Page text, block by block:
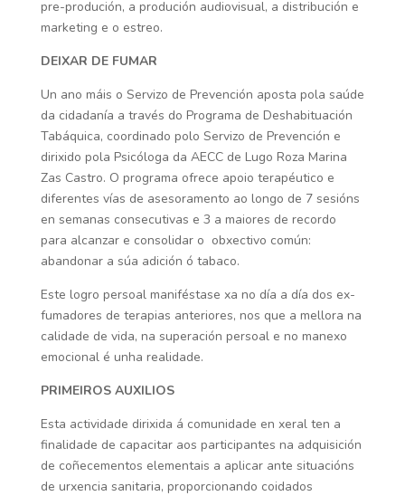
pre-produción, a produción audiovisual, a distribución e
marketing e o estreo.
DEIXAR DE FUMAR
Un ano máis o Servizo de Prevención aposta pola saúde
da cidadanía a través do Programa de Deshabituación
Tabáquica, coordinado polo Servizo de Prevención e
dirixido pola Psicóloga da AECC de Lugo Roza Marina
Zas Castro. O programa ofrece apoio terapéutico e
diferentes vías de asesoramento ao longo de 7 sesións
en semanas consecutivas e 3 a maiores de recordo
para alcanzar e consolidar o obxectivo común:
abandonar a súa adición ó tabaco.
Este logro persoal maniféstase xa no día a día dos ex-
fumadores de terapias anteriores, nos que a mellora na
calidade de vida, na superación persoal e no manexo
emocional é unha realidade.
PRIMEIROS AUXILIOS
Esta actividade dirixida á comunidade en xeral ten a
finalidade de capacitar aos participantes na adquisición
de coñecementos elementais a aplicar ante situacións
de urxencia sanitaria, proporcionando coidados